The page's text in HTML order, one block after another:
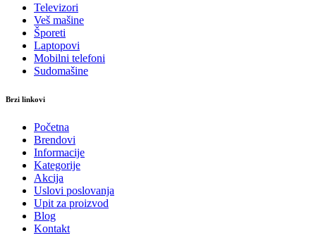
Televizori
Veš mašine
Šporeti
Laptopovi
Mobilni telefoni
Sudomašine
Brzi linkovi
Početna
Brendovi
Informacije
Kategorije
Akcija
Uslovi poslovanja
Upit za proizvod
Blog
Kontakt